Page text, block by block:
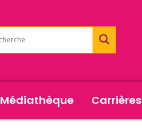
Médiathèque Carrières